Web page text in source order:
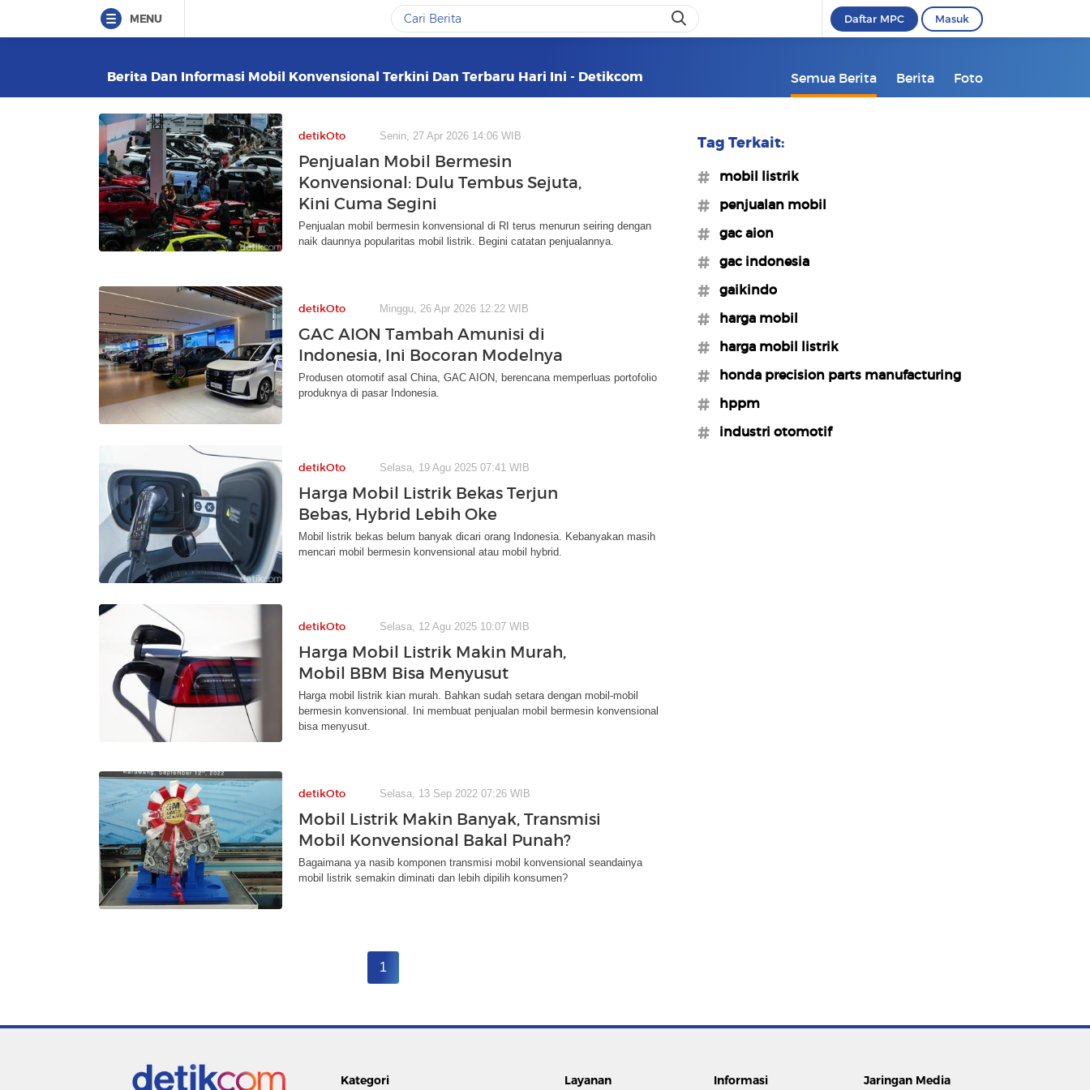
MENU Daftar MPC Masuk
Berita Dan Informasi Mobil Konvensional Terkini Dan Terbaru Hari Ini - Detikcom Semua Berita Berita Foto
detikOto Senin, 27 Apr 2026 14:06 WIB
Penjualan Mobil Bermesin
Konvensional: Dulu Tembus Sejuta,
Kini Cuma Segini
Penjualan mobil bermesin konvensional di RI terus menurun seiring dengan
naik daunnya popularitas mobil listrik. Begini catatan penjualannya.
detikOto Minggu, 26 Apr 2026 12:22 WIB
GAC AION Tambah Amunisi di
Indonesia, Ini Bocoran Modelnya
Produsen otomotif asal China, GAC AION, berencana memperluas portofolio
produknya di pasar Indonesia.
detikOto Selasa, 19 Agu 2025 07:41 WIB
Harga Mobil Listrik Bekas Terjun
Bebas, Hybrid Lebih Oke
Mobil listrik bekas belum banyak dicari orang Indonesia. Kebanyakan masih
mencari mobil bermesin konvensional atau mobil hybrid.
detikOto Selasa, 12 Agu 2025 10:07 WIB
Harga Mobil Listrik Makin Murah,
Mobil BBM Bisa Menyusut
Harga mobil listrik kian murah. Bahkan sudah setara dengan mobil-mobil
bermesin konvensional. Ini membuat penjualan mobil bermesin konvensional
bisa menyusut.
detikOto Selasa, 13 Sep 2022 07:26 WIB
Mobil Listrik Makin Banyak, Transmisi
Mobil Konvensional Bakal Punah?
Bagaimana ya nasib komponen transmisi mobil konvensional seandainya
mobil listrik semakin diminati dan lebih dipilih konsumen?
1
Tag Terkait:
#mobil listrik
#penjualan mobil
#gac aion
#gac indonesia
#gaikindo
#harga mobil
#harga mobil listrik
#honda precision parts manufacturing
#hppm
#industri otomotif
Kategori Layanan Informasi Jaringan Media